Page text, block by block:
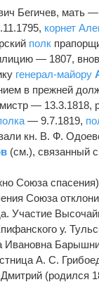
Бегичев, мать
корнет
полк
— 1807,
генерал-майору
в прежней
— 13.3.1818,
— 9.7.1819,
кн. В. Ф.
(см.), связанный
Союза
Союза
Участие
у.
А. С.
(родился